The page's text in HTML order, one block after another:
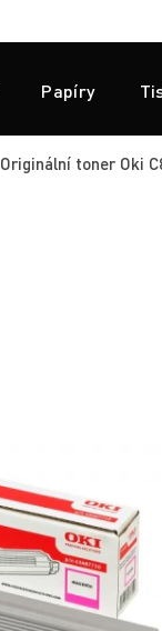
Papíry
Originální toner Oki